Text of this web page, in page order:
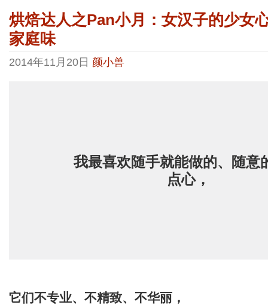
烘焙达人之Pan小月：女汉子的少女
家庭味
2014年11月20日 颜小兽
我最喜欢随手就能做的、随意
点心，
它们不专业、不精致、不华丽，